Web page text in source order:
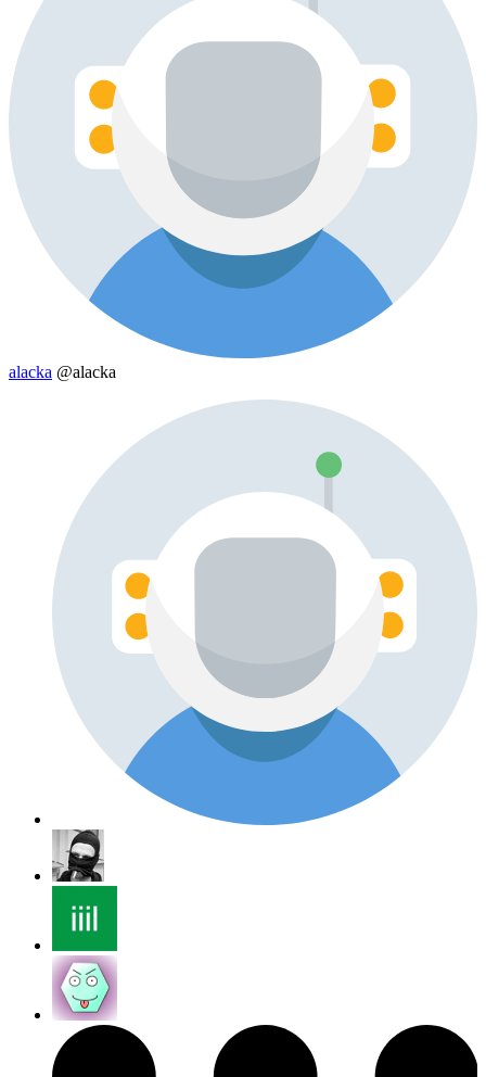
alacka @alacka